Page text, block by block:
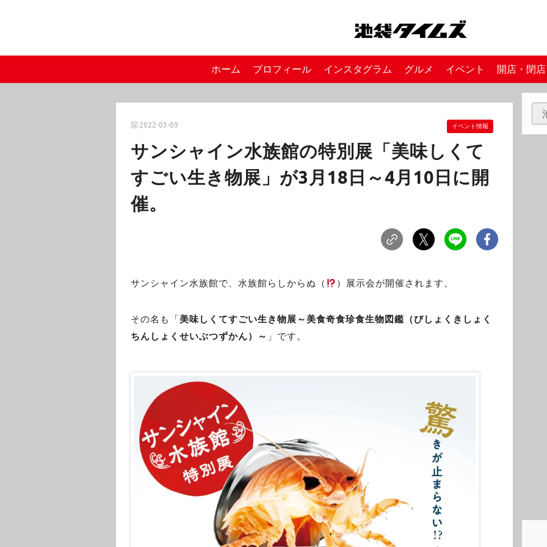
ホーム プロフィール インスタグラム グルメ イベント 開店・閉店
2022-03-09 イベント情報
サンシャイン水族館の特別展「美味しくて
すごい生き物展」が3月18日～4月10日に開
催。
サンシャイン水族館で、水族館らしからぬ（ ）展示会が開催されます。
その名も「美味しくてすごい生き物展～美食奇食珍食生物図鑑（びしょくきしょく
ちんしょくせいぶつずかん）～ 」です。